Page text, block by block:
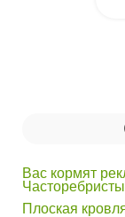
Вас кормят
Плоская